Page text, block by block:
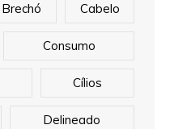
Brechó Cabelo
Consumo
Cílios
Delineado